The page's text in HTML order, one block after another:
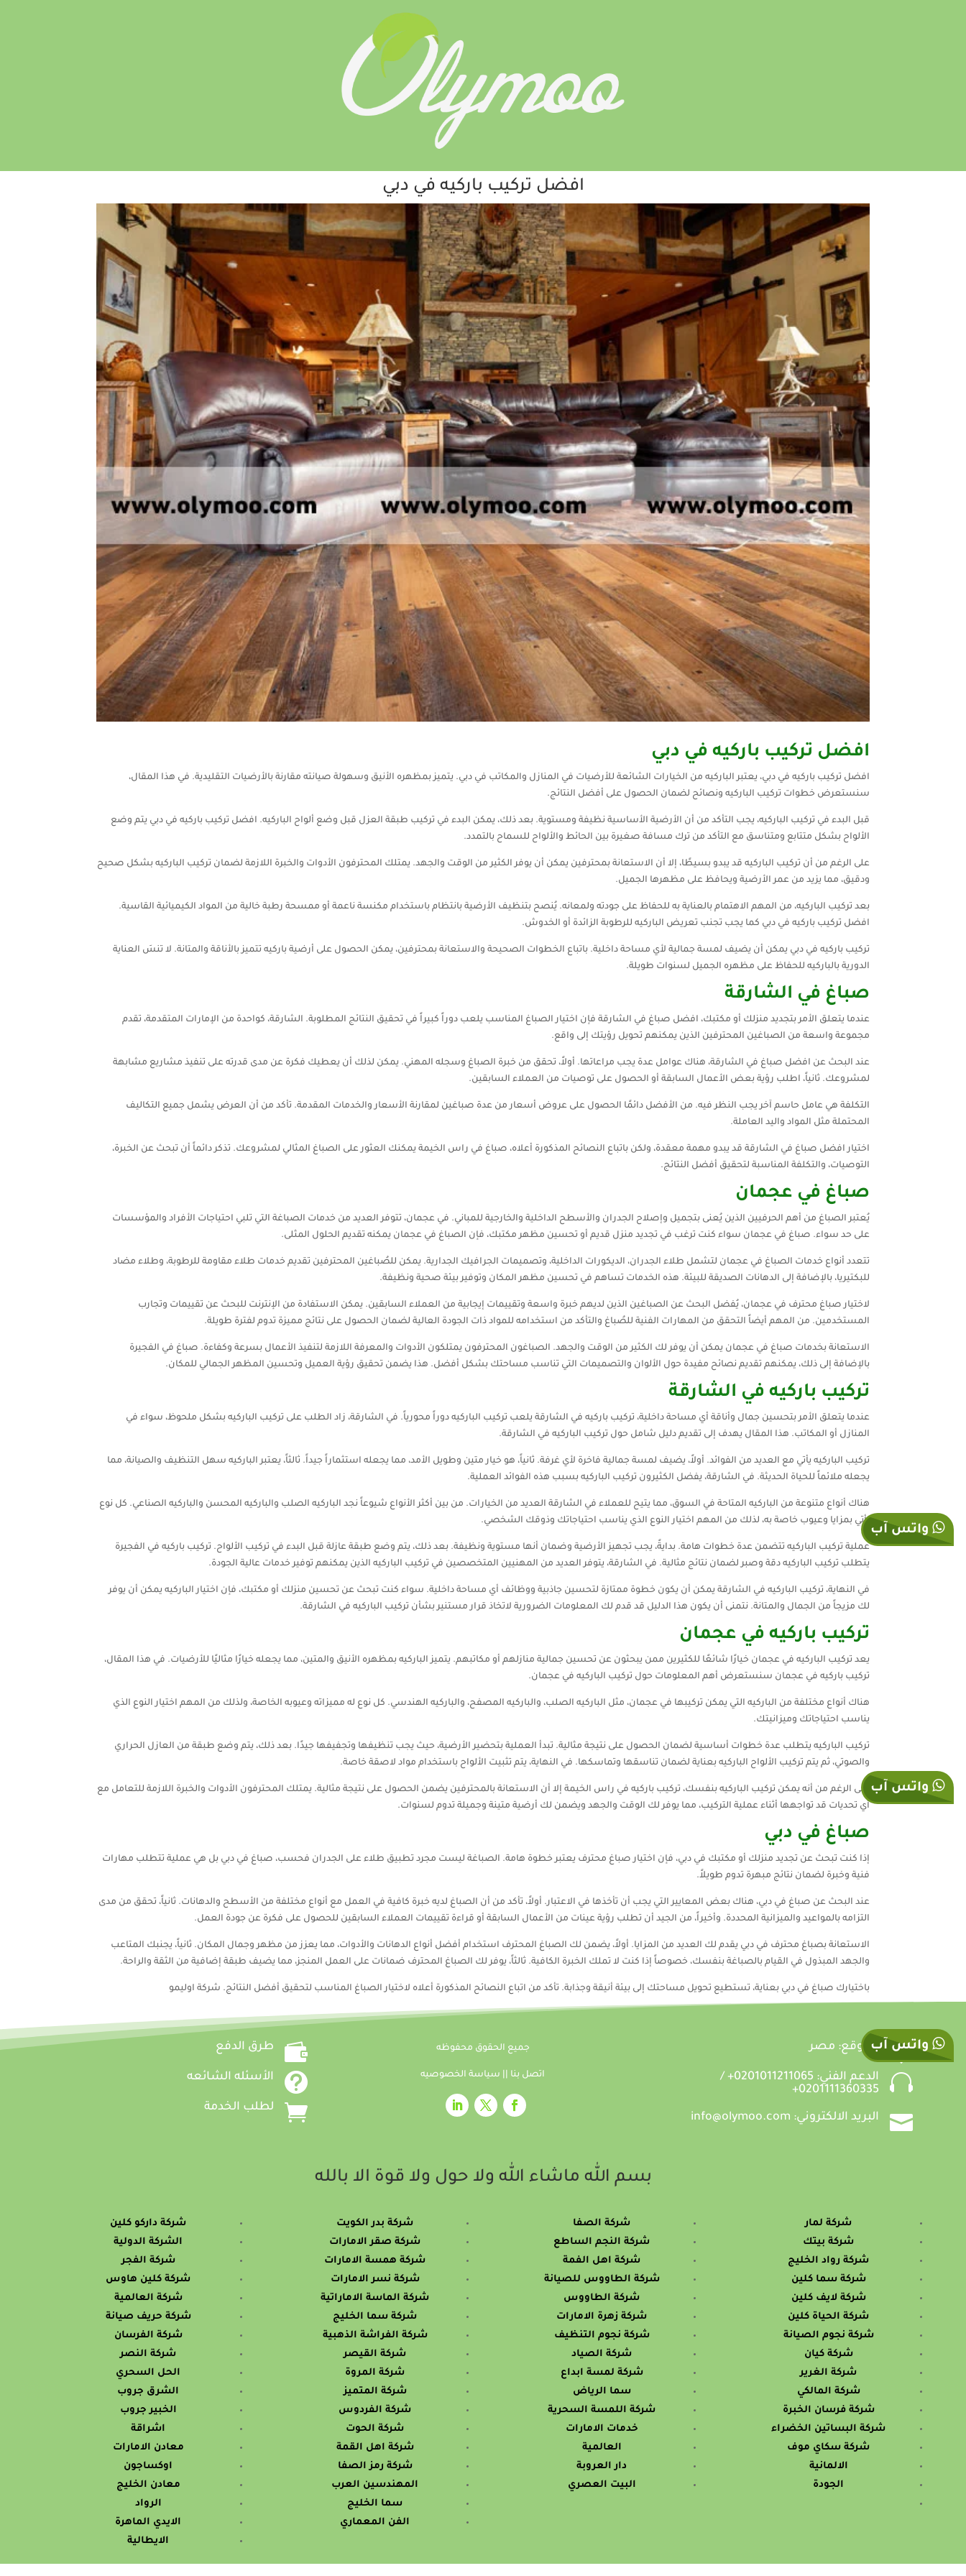
افضل تركيب باركيه في دبي
افضل تركيب باركيه في دبي
افضل تركيب باركيه في دبي، يعتبر الباركيه من الخيارات الشائعة للأرضيات في المنازل والمكاتب في دبي. يتميز بمظهره الأنيق وسهولة صيانته مقارنة بالأرضيات التقليدية. في هذا المقال،
سنستعرض خطوات تركيب الباركيه ونصائح لضمان الحصول على أفضل النتائج.
قبل البدء في تركيب الباركيه، يجب التأكد من أن الأرضية الأساسية نظيفة ومستوية. بعد ذلك، يمكن البدء في تركيب طبقة العزل قبل وضع ألواح الباركيه. افضل تركيب باركيه في دبي يتم وضع
الألواح بشكل متتابع ومتناسق مع التأكد من ترك مسافة صغيرة بين الحائط والألواح للسماح بالتمدد.
على الرغم من أن تركيب الباركيه قد يبدو بسيطًا، إلا أن الاستعانة بمحترفين يمكن أن يوفر الكثير من الوقت والجهد. يمتلك المحترفون الأدوات والخبرة اللازمة لضمان تركيب الباركيه بشكل صحيح
ودقيق، مما يزيد من عمر الأرضية ويحافظ على مظهرها الجميل.
بعد تركيب الباركيه، من المهم الاهتمام بالعناية به للحفاظ على جودته ولمعانه. يُنصح بتنظيف الأرضية بانتظام باستخدام مكنسة ناعمة أو ممسحة رطبة خالية من المواد الكيميائية القاسية.
افضل تركيب باركيه في دبي كما يجب تجنب تعريض الباركيه للرطوبة الزائدة أو الخدوش.
تركيب باركيه في دبي يمكن أن يضيف لمسة جمالية لأي مساحة داخلية. باتباع الخطوات الصحيحة والاستعانة بمحترفين، يمكن الحصول على أرضية باركيه تتميز بالأناقة والمتانة. لا تنسَ العناية
الدورية بالباركيه للحفاظ على مظهره الجميل لسنوات طويلة.
صباغ في الشارقة
عندما يتعلق الأمر بتجديد منزلك أو مكتبك، افضل صباغ في الشارقة فإن اختيار الصباغ المناسب يلعب دوراً كبيراً في تحقيق النتائج المطلوبة. الشارقة، كواحدة من الإمارات المتقدمة، تقدم
مجموعة واسعة من الصباغين المحترفين الذين يمكنهم تحويل رؤيتك إلى واقع.
عند البحث عن افضل صباغ في الشارقة، هناك عوامل عدة يجب مراعاتها. أولاً، تحقق من خبرة الصباغ وسجله المهني. يمكن لذلك أن يعطيك فكرة عن مدى قدرته على تنفيذ مشاريع مشابهة
لمشروعك. ثانياً، اطلب رؤية بعض الأعمال السابقة أو الحصول على توصيات من العملاء السابقين.
التكلفة هي عامل حاسم آخر يجب النظر فيه. من الأفضل دائمًا الحصول على عروض أسعار من عدة صباغين لمقارنة الأسعار والخدمات المقدمة. تأكد من أن العرض يشمل جميع التكاليف
المحتملة مثل المواد واليد العاملة.
اختيار افضل صباغ في الشارقة قد يبدو مهمة معقدة، ولكن باتباع النصائح المذكورة أعلاه، صباغ في راس الخيمة يمكنك العثور على الصباغ المثالي لمشروعك. تذكر دائماً أن تبحث عن الخبرة،
التوصيات، والتكلفة المناسبة لتحقيق أفضل النتائج.
صباغ في عجمان
يُعتبر الصباغ من أهم الحرفيين الذين يُعنى بتجميل وإصلاح الجدران والأسطح الداخلية والخارجية للمباني. في عجمان، تتوفر العديد من خدمات الصباغة التي تلبي احتياجات الأفراد والمؤسسات
على حد سواء. صباغ في عجمان سواء كنت ترغب في تجديد منزل قديم أو تحسين مظهر مكتبك، فإن الصباغ في عجمان يمكنه تقديم الحلول المثلى.
تتعدد أنواع خدمات الصباغ في عجمان لتشمل طلاء الجدران، الديكورات الداخلية، وتصميمات الجرافيك الجدارية. يمكن للصُباغين المحترفين تقديم خدمات طلاء مقاومة للرطوبة، وطلاء مضاد
للبكتيريا، بالإضافة إلى الدهانات الصديقة للبيئة. هذه الخدمات تساهم في تحسين مظهر المكان وتوفير بيئة صحية ونظيفة.
لاختيار صباغ محترف في عجمان، يُفضل البحث عن الصباغين الذين لديهم خبرة واسعة وتقييمات إيجابية من العملاء السابقين. يمكن الاستفادة من الإنترنت للبحث عن تقييمات وتجارب
المستخدمين. من المهم أيضاً التحقق من المهارات الفنية للصُباغ والتأكد من استخدامه للمواد ذات الجودة العالية لضمان الحصول على نتائج مميزة تدوم لفترة طويلة.
الاستعانة بخدمات صباغ في عجمان يمكن أن يوفر لك الكثير من الوقت والجهد. الصباغون المحترفون يمتلكون الأدوات والمعرفة اللازمة لتنفيذ الأعمال بسرعة وكفاءة. صباغ في الفجيرة
بالإضافة إلى ذلك، يمكنهم تقديم نصائح مفيدة حول الألوان والتصميمات التي تناسب مساحتك بشكل أفضل. هذا يضمن تحقيق رؤية العميل وتحسين المظهر الجمالي للمكان.
تركيب باركيه في الشارقة
عندما يتعلق الأمر بتحسين جمال وأناقة أي مساحة داخلية، تركيب باركيه في الشارقة يلعب تركيب الباركيه دوراً محورياً. في الشارقة، زاد الطلب على تركيب الباركيه بشكل ملحوظ، سواء في
المنازل أو المكاتب. هذا المقال يهدف إلى تقديم دليل شامل حول تركيب الباركيه في الشارقة.
تركيب الباركيه يأتي مع العديد من الفوائد. أولاً، يضيف لمسة جمالية فاخرة لأي غرفة. ثانياً، هو خيار متين وطويل الأمد، مما يجعله استثماراً جيداً. ثالثاً، يعتبر الباركيه سهل التنظيف والصيانة، مما
يجعله ملائماً للحياة الحديثة. في الشارقة، يفضل الكثيرون تركيب الباركيه بسبب هذه الفوائد العملية.
هناك أنواع متنوعة من الباركيه المتاحة في السوق، مما يتيح للعملاء في الشارقة العديد من الخيارات. من بين أكثر الأنواع شيوعاً نجد الباركيه الصلب والباركيه المحسن والباركيه الصناعي. كل نوع
يأتي بمزايا وعيوب خاصة به، لذلك من المهم اختيار النوع الذي يناسب احتياجاتك وذوقك الشخصي.
عملية تركيب الباركيه تتضمن عدة خطوات هامة. بدايةً، يجب تجهيز الأرضية وضمان أنها مستوية ونظيفة. بعد ذلك، يتم وضع طبقة عازلة قبل البدء في تركيب الألواح. تركيب باركيه في الفجيرة
يتطلب تركيب الباركيه دقة وصبر لضمان نتائج مثالية. في الشارقة، يتوفر العديد من المهنيين المتخصصين في تركيب الباركيه الذين يمكنهم توفير خدمات عالية الجودة.
في النهاية، تركيب الباركيه في الشارقة يمكن أن يكون خطوة ممتازة لتحسين جاذبية ووظائف أي مساحة داخلية. سواء كنت تبحث عن تحسين منزلك أو مكتبك، فإن اختيار الباركيه يمكن أن يوفر
لك مزيجاً من الجمال والمتانة. نتمنى أن يكون هذا الدليل قد قدم لك المعلومات الضرورية لاتخاذ قرار مستنير بشأن تركيب الباركيه في الشارقة.
تركيب باركيه في عجمان
يعد تركيب الباركيه في عجمان خيارًا شائعًا للكثيرين ممن يبحثون عن تحسين جمالية منازلهم أو مكاتبهم. يتميز الباركيه بمظهره الأنيق والمتين، مما يجعله خيارًا مثاليًا للأرضيات. في هذا المقال،
تركيب باركيه في عجمان سنستعرض أهم المعلومات حول تركيب الباركيه في عجمان.
هناك أنواع مختلفة من الباركيه التي يمكن تركيبها في عجمان، مثل الباركيه الصلب، والباركيه المصفح، والباركيه الهندسي. كل نوع له مميزاته وعيوبه الخاصة، ولذلك من المهم اختيار النوع الذي
يناسب احتياجاتك وميزانيتك.
تركيب الباركيه يتطلب عدة خطوات أساسية لضمان الحصول على نتيجة مثالية. تبدأ العملية بتحضير الأرضية، حيث يجب تنظيفها وتجفيفها جيدًا. بعد ذلك، يتم وضع طبقة من العازل الحراري
والصوتي، ثم يتم تركيب الألواح الباركيه بعناية لضمان تناسقها وتماسكها. في النهاية، يتم تثبيت الألواح باستخدام مواد لاصقة خاصة.
على الرغم من أنه يمكن تركيب الباركيه بنفسك، تركيب باركيه في راس الخيمة إلا أن الاستعانة بالمحترفين يضمن الحصول على نتيجة مثالية. يمتلك المحترفون الأدوات والخبرة اللازمة للتعامل مع
أي تحديات قد تواجهها أثناء عملية التركيب، مما يوفر لك الوقت والجهد ويضمن لك أرضية متينة وجميلة تدوم لسنوات.
صباغ في دبي
إذا كنت تبحث عن تجديد منزلك أو مكتبك في دبي، فإن اختيار صباغ محترف يعتبر خطوة هامة. الصباغة ليست مجرد تطبيق طلاء على الجدران فحسب، صباغ في دبي بل هي عملية تتطلب مهارات
فنية وخبرة لضمان نتائج مبهرة تدوم طويلاً.
عند البحث عن صباغ في دبي، هناك بعض المعايير التي يجب أن تأخذها في الاعتبار. أولاً، تأكد من أن الصباغ لديه خبرة كافية في العمل مع أنواع مختلفة من الأسطح والدهانات. ثانياً، تحقق من مدى
التزامه بالمواعيد والميزانية المحددة. وأخيراً، من الجيد أن تطلب رؤية عينات من الأعمال السابقة أو قراءة تقييمات العملاء السابقين للحصول على فكرة عن جودة العمل.
الاستعانة بصباغ محترف في دبي يقدم لك العديد من المزايا. أولاً، يضمن لك الصباغ المحترف استخدام أفضل أنواع الدهانات والأدوات، مما يعزز من مظهر وجمال المكان. ثانياً، يجنبك المتاعب
والجهد المبذول في القيام بالصباغة بنفسك، خصوصاً إذا كنت لا تملك الخبرة الكافية. ثالثاً، يوفر لك الصباغ المحترف ضمانات على العمل المنجز، مما يضيف طبقة إضافية من الثقة والراحة.
باختيارك صباغ في دبي بعناية، تستطيع تحويل مساحتك إلى بيئة أنيقة وجذابة. تأكد من اتباع النصائح المذكورة أعلاه لاختيار الصباغ المناسب لتحقيق أفضل النتائج. شركة اوليمو
 طرق الدفع
 الأسئله الشائعه
 لطلب الخدمة
جميع الحقوق محفوظه
اتصل بنا سياسة الخصوصيه
 الموقع: مصر

الدعم الفني: 0201011211065+ /
0201111360335+
 البريد الالكتروني: info@olymoo.com
واتس آب
واتس آب
واتس آب
بسم الله ماشاء الله ولا حول ولا قوة الا بالله
شركة داركو كلين
الشركة الدولية
شركة الفجر
شركة كلين هاوس
شركة العالمية
شركة حريف صيانة
شركة الفرسان
شركة النصر
الحل السحري
الشرق جروب
الخبير جروب
اشراقة
معادن الامارات
اوكساجون
معادن الخليج
الرواد
الايدي الماهرة
الايطالية
شركة بدر الكويت
شركة صقر الامارات
شركة همسة الامارات
شركة نسر الامارات
شركة الماسة الاماراتية
شركة سما الخليج
شركة الفراشة الذهبية
شركة القيصر
شركة المروة
شركة المتميز
شركة الفردوس
شركة الحوت
شركة اهل القمة
شركة رمز الصفا
المهندسين العرب
سما الخليج
الفن المعماري
شركة الصفا
شركة النجم الساطع
شركة اهل الفمة
شركة الطاووس للصيانة
شركة الطاووس
شركة زهرة الامارات
شركة نجوم التنظيف
شركة الصياد
شركة لمسة ابداع
سما الرياض
شركة اللمسة السحرية
خدمات الامارات
العالمية
دار العروبة
البيت العصري
شركة لمار
شركة بيتك
شركة رواد الخليج
شركة سما كلين
شركة لايف كلين
شركة الحياة كلين
شركة نجوم الصيانة
شركة كيان
شركة الغرير
شركة المالكي
شركة فرسان الخبرة
شركة البساتين الخضراء
شركة سكاي موف
الالمانية
الجودة